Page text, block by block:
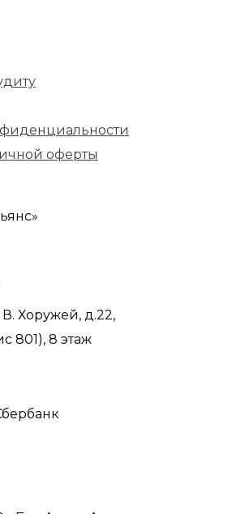
оферты
Хоружей, д.22,
801), 8 этаж